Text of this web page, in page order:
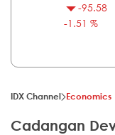
-95.58
-1.51 %
IDX Channel Economics
Cadangan